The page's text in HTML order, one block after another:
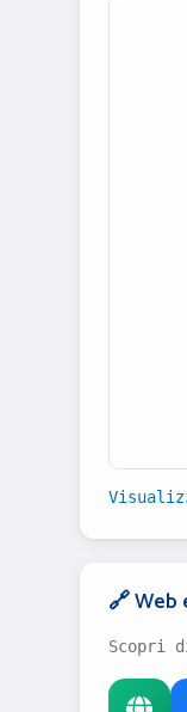
🔗 Web
Scopri